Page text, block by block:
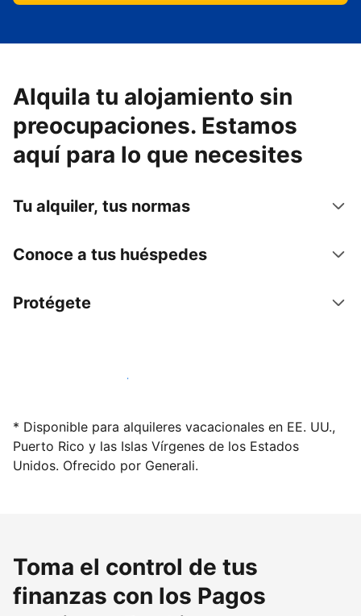
Alquila tu alojamiento sin
preocupaciones. Estamos
aquí para lo que necesites
Tu alquiler, tus normas
Conoce a tus huéspedes
Protégete
Alquila tu alojamiento hoy mismo
* Disponible para alquileres vacacionales en EE. UU.,
Puerto Rico y las Islas Vírgenes de los Estados
Unidos. Ofrecido por Generali.
Toma el control de tus
finanzas con los Pagos